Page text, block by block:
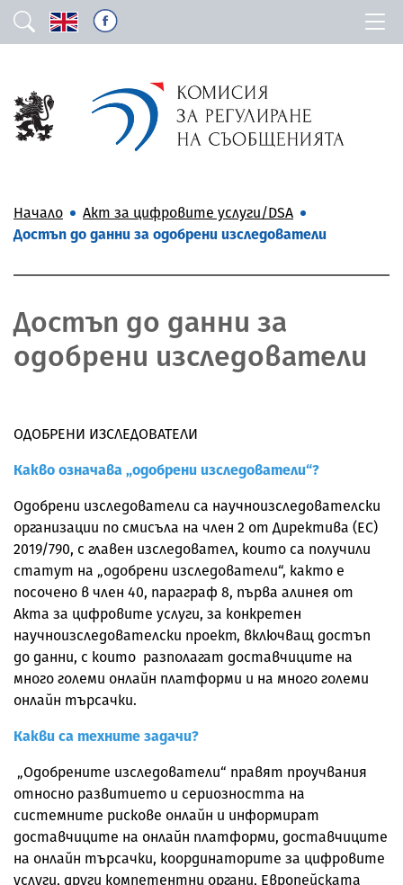
Начало
Акт за цифровите услуги/DSA
Достъп до данни за одобрени изследователи
Достъп до данни за
одобрени изследователи
ОДОБРЕНИ ИЗСЛЕДОВАТЕЛИ
Какво означава „одобрени изследователи“?
Одобрени изследователи са научноизследователски
организации по смисъла на член 2 от Директива (ЕС)
2019/790, с главен изследовател, които са получили
статут на „одобрени изследователи“, както е
посочено в член 40, параграф 8, първа алинея от
Акта за цифровите услуги, за конкретен
научноизследователски проект, включващ достъп
до данни, с които разполагат доставчиците на
много големи онлайн платформи и на много големи
онлайн търсачки.
Какви са техните задачи?
„Одобрените изследователи“ правят проучвания
относно развитието и сериозността на
системните рискове онлайн и информират
доставчиците на онлайн платформи, доставчиците
на онлайн търсачки, координаторите за цифровите
услуги, други компетентни органи, Европейската